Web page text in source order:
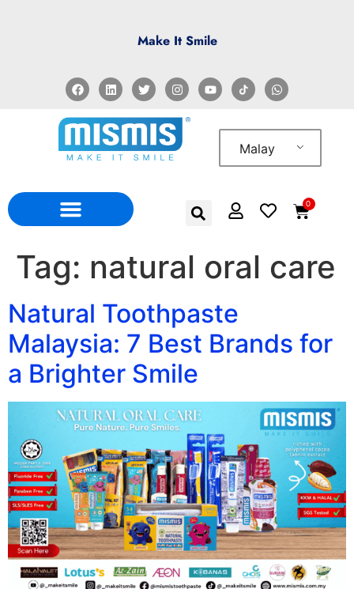
Make It Smile
Malay
0
Tag: natural oral care
Natural Toothpaste
Malaysia: 7 Best Brands for
a Brighter Smile